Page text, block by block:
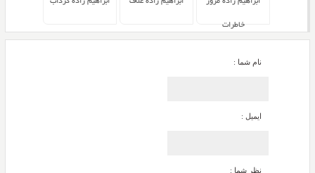
خاطرات
نام شما :
ایمیل :
نظر شما :